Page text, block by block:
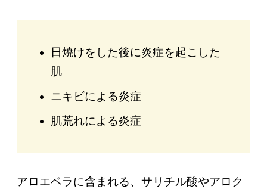
日焼けをした後に炎症を起こした
肌
ニキビによる炎症
肌荒れによる炎症
アロエベラに含まれる、サリチル酸やアロク